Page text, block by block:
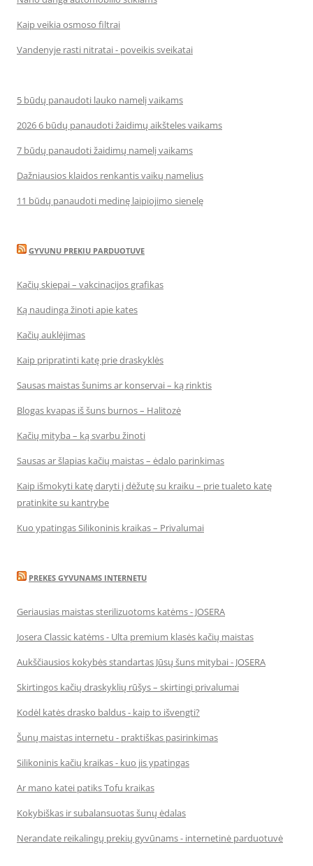
Kaip veikia osmoso filtrai
Vandenyje rasti nitratai - poveikis sveikatai
5 būdų panaudoti lauko namelį vaikams
2026 6 būdų panaudoti žaidimų aikšteles vaikams
7 būdų panaudoti žaidimų namelį vaikams
Dažniausios klaidos renkantis vaikų namelius
11 būdų panaudoti medinę laipiojimo sienelę
GYVUNU PREKIU PARDUOTUVE
Kačių skiepai – vakcinacijos grafikas
Ką naudinga žinoti apie kates
Kačių auklėjimas
Kaip pripratinti katę prie draskyklės
Sausas maistas šunims ar konservai – ką rinktis
Blogas kvapas iš šuns burnos – Halitozė
Kačių mityba – ką svarbu žinoti
Sausas ar šlapias kačių maistas – ėdalo parinkimas
Kaip išmokyti katę daryti į dėžutę su kraiku – prie tualeto katę
pratinkite su kantrybe
Kuo ypatingas Silikoninis kraikas – Privalumai
PREKES GYVUNAMS INTERNETU
Geriausias maistas sterilizuotoms katėms - JOSERA
Josera Classic katėms - Ulta premium klasės kačių maistas
Aukščiausios kokybės standartas Jūsų šuns mitybai - JOSERA
Skirtingos kačių draskyklių rūšys – skirtingi privalumai
Kodėl katės drasko baldus - kaip to išvengti?
Šunų maistas internetu - praktiškas pasirinkimas
Silikoninis kačių kraikas - kuo jis ypatingas
Ar mano katei patiks Tofu kraikas
Kokybiškas ir subalansuotas šunų ėdalas
Nerandate reikalingų prekių gyvūnams - internetinė parduotuvė